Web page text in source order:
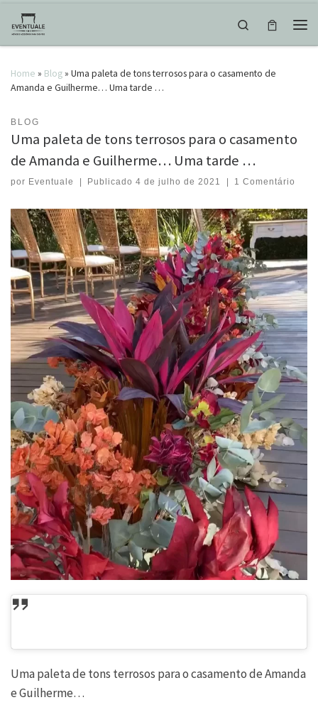
Skip to content
Search
Home » Blog» Uma paleta de tons terrosos para o casamento de
Amanda e Guilherme… Uma tarde …
BLOG
Uma paleta de tons terrosos para o casamento
de Amanda e Guilherme… Uma tarde …
por Eventuale Publicado4 de julho de 2021 1 Comentário
Uma paleta de tons terrosos para o casamento de Amanda
e Guilherme…